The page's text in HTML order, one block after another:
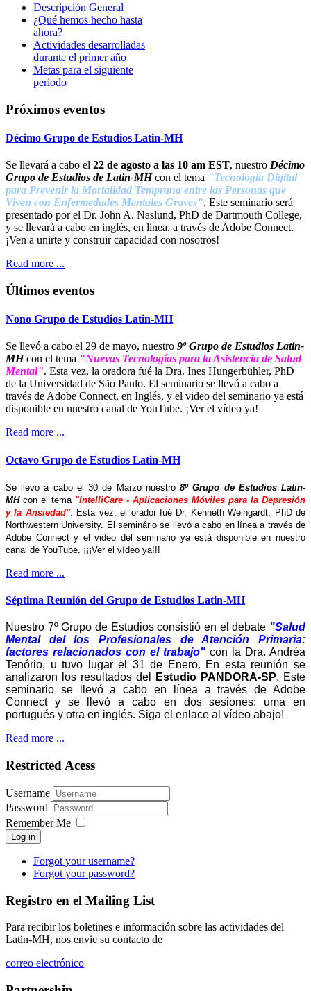
Descripción General
¿Qué hemos hecho hasta
ahora?
Actividades desarrolladas
durante el primer año
Metas para el siguiente
periodo
Próximos eventos
Décimo Grupo de Estudios Latin-MH
Se llevará a cabo el 22 de agosto a las 10 am EST, nuestro Décimo
Grupo de Estudios de Latin-MHcon el tema "Tecnología Digital
para Prevenir la Mortalidad Temprana entre las Personas que
Viven con Enfermedades Mentales Graves". Este seminario será
presentado por el Dr. John A. Naslund, PhD de Dartmouth College,
y se llevará a cabo en inglés, en línea, a través de Adobe Connect.
¡Ven a unirte y construir capacidad con nosotros!
Read more ...
Últimos eventos
Nono Grupo de Estudios Latin-MH
Se llevó a cabo el 29 de mayo, nuestro 9º Grupo de Estudios Latin-
MHcon el tema "Nuevas Tecnologías para la Asistencia de Salud
Mental". Esta vez, la oradora fué la Dra. Ines Hungerbühler, PhD
de la Universidad de São Paulo. El seminario se llevó a cabo a
través de Adobe Connect, en Inglés, y el video del seminario ya está
disponible en nuestro canal de YouTube. ¡Ver el vídeo ya!
Read more ...
Octavo Grupo de Estudios Latin-MH
Se llevó a cabo el 30 de Marzo nuestro8º Grupo de Estudios Latin-
MHcon el tema "IntelliCare - Aplicaciones Móviles para la Depresión
y la Ansiedad". Esta vez, el orador fué Dr. Kenneth Weingardt, PhD de
Northwestern University. El seminário se llevó a cabo en línea a través de
Adobe Connect y el video del seminario ya está disponible en nuestro
canal de YouTube. ¡¡¡Ver el vídeo ya!!!
Read more ...
Séptima Reunión del Grupo de Estudios Latin-MH
Nuestro 7º Grupo de Estudios consistió en el debate "Salud
Mental del los Profesionales de Atención Primaria:
factores relacionados con el trabajo" con la Dra. Andréa
Tenório, u tuvo lugar el 31 de Enero. En esta reunión se
analizaron los resultados del
Estudio PANDORA-SP. Este
seminario se llevó a cabo en línea a través de Adobe
Connect y se llevó a cabo en dos sesiones: uma en
portugués y otra en inglés. Siga el enlace al vídeo abajo!
Read more ...
Restricted Acess
Username
Password
Remember Me
Log in
Forgot your username?
Forgot your password?
Registro en el Mailing List
Para recibir los boletines e información sobre las actividades del
Latin-MH, nos envie su contacto de
correo electrónico